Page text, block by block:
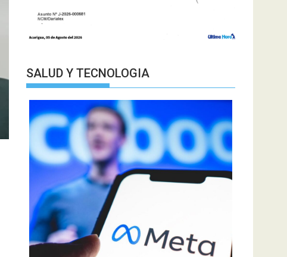
SALUD Y TECNOLOGIA